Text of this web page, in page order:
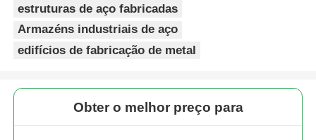
Escritório de estrutura de aço
Galpão Estrutura Metálica
estruturas de aço fabricadas
Armazéns industriais de aço
edifícios de fabricação de metal
Obter o melhor preço para